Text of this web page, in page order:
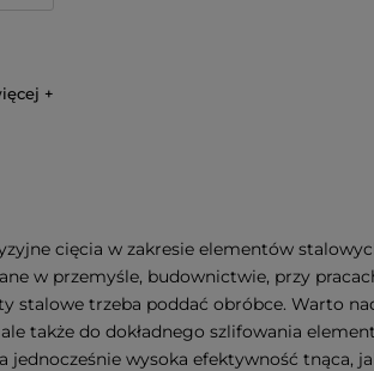
cięcia w zakresie elementów
w przemyśle, budownictwie, przy
stalowe trzeba poddać obróbce. Warto
także do dokładnego szlifowania
wysoka efektywność tnąca,